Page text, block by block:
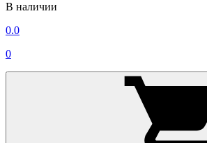
В наличии
0.0
0